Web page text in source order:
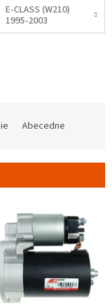
E-CLASS (W210)
1995-2003
Abecedne